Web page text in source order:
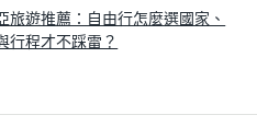
旅遊推薦：自由行怎麼選國家、
行程才不踩雷？